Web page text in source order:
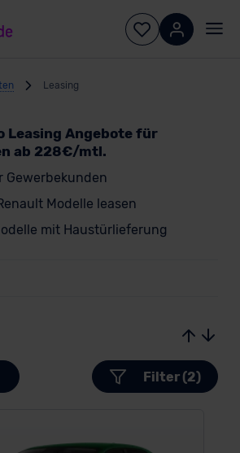
Leasing
Leasing Angebote für
ab 228€/mtl.
Gewerbekunden
Modelle leasen
mit Haustürlieferung
Filter (2)